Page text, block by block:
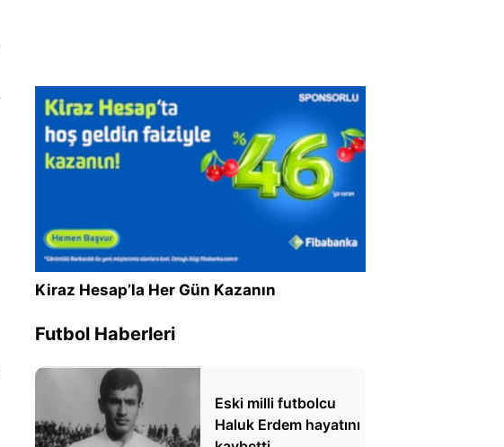
Kiraz Hesap’la Her Gün Kazanın
Futbol Haberleri
Eski milli futbolcu
Haluk Erdem hayatını